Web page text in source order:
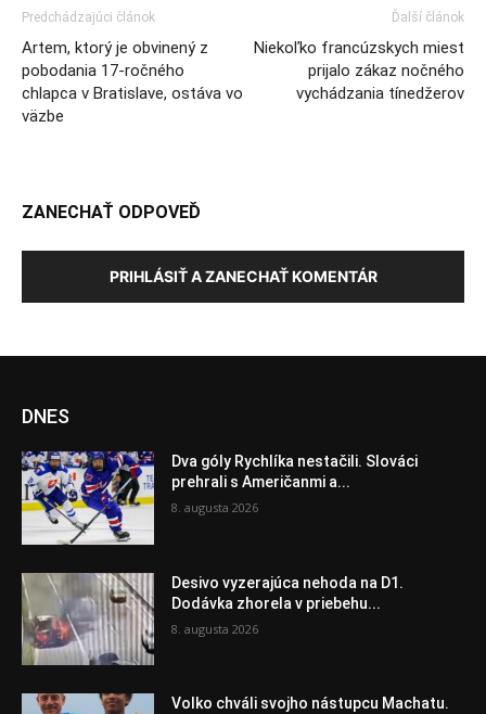
Predchádzajúci článok
Artem, ktorý je obvinený z
pobodania 17-ročného
chlapca v Bratislave, ostáva vo
väzbe
Ďalší článok
Niekoľko francúzskych miest
prijalo zákaz nočného
vychádzania tínedžerov
ZANECHAŤ ODPOVEĎ
PRIHLÁSIŤ A ZANECHAŤ KOMENTÁR
DNES
Dva góly Rychlíka nestačili. Slováci
prehrali s Američanmi a...
8. augusta 2026
Desivo vyzerajúca nehoda na D1.
Dodávka zhorela v priebehu...
8. augusta 2026
Volko chváli svojho nástupcu Machatu.